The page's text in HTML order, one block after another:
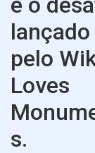
lançado
pelo
Loves
s.